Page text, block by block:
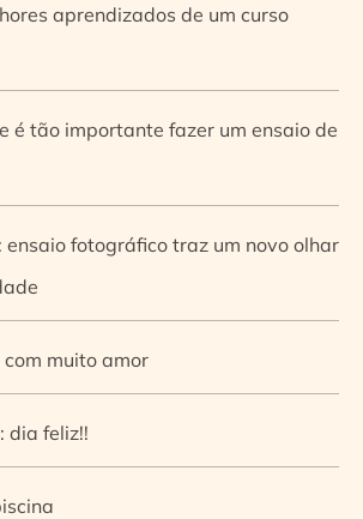
aprendizados de um curso
é tão importante fazer um ensaio de
ensaio fotográfico traz um novo olhar
muito amor
dia feliz!!